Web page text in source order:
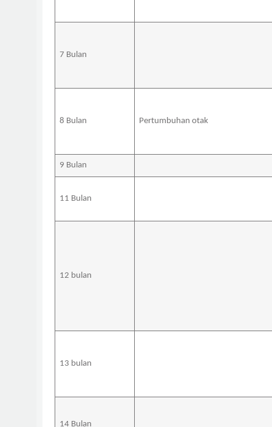
7 Bulan
8 Bulan Pertumbuhan otak
9 Bulan
11 Bulan
12 bulan
13 bulan
14 Bulan